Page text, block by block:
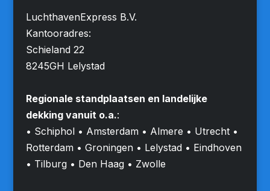
LuchthavenExpress B.V.
Kantooradres:
Schieland 22
8245GH Lelystad
Regionale standplaatsen en landelijke
dekking vanuit o.a.:
• Schiphol • Amsterdam • Almere • Utrecht •
Rotterdam • Groningen • Lelystad • Eindhoven
• Tilburg • Den Haag • Zwolle